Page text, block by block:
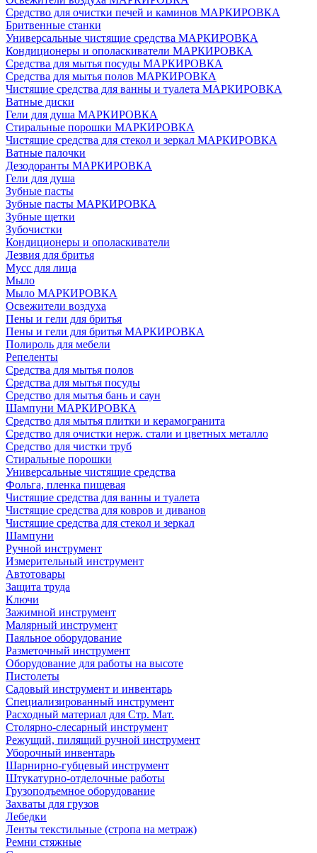
Средство для очистки печей и каминов МАРКИРОВКА
Бритвенные станки
Универсальные чистящие средства МАРКИРОВКА
Кондиционеры и ополаскиватели МАРКИРОВКА
Средства для мытья посуды МАРКИРОВКА
Средства для мытья полов МАРКИРОВКА
Чистящие средства для ванны и туалета МАРКИРОВКА
Ватные диски
Гели для душа МАРКИРОВКА
Стиральные порошки МАРКИРОВКА
Чистящие средства для стекол и зеркал МАРКИРОВКА
Ватные палочки
Дезодоранты МАРКИРОВКА
Гели для душа
Зубные пасты
Зубные пасты МАРКИРОВКА
Зубные щетки
Зубочистки
Кондиционеры и ополаскиватели
Лезвия для бритья
Мусс для лица
Мыло
Мыло МАРКИРОВКА
Освежители воздуха
Пены и гели для бритья
Пены и гели для бритья МАРКИРОВКА
Полироль для мебели
Репеленты
Средства для мытья полов
Средства для мытья посуды
Средство для мытья бань и саун
Шампуни МАРКИРОВКА
Средство для мытья плитки и керамогранита
Средство для очистки нерж. стали и цветных металло
Средство для чистки труб
Стиральные порошки
Универсальные чистящие средства
Фольга, пленка пищевая
Чистящие средства для ванны и туалета
Чистящие средства для ковров и диванов
Чистящие средства для стекол и зеркал
Шампуни
Ручной инструмент
Измерительный инструмент
Автотовары
Защита труда
Ключи
Зажимной инструмент
Малярный инструмент
Паяльное оборудование
Разметочный инструмент
Оборудование для работы на высоте
Пистолеты
Садовый инструмент и инвентарь
Специализированный инструмент
Расходный материал для Стр. Мат.
Столярно-слесарный инструмент
Режущий, пилящий ручной инструмент
Уборочный инвентарь
Шарнирно-губцевый инструмент
Штукатурно-отделочные работы
Грузоподъемное оборудование
Захваты для грузов
Лебедки
Ленты текстильные (стропа на метраж)
Ремни стяжные